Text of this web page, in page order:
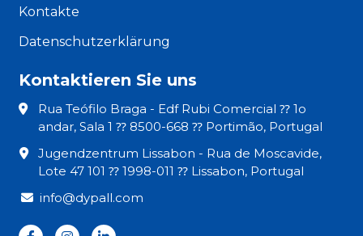
Kontakte
Datenschutzerklärung
Kontaktieren Sie uns
Rua Teófilo Braga - Edf Rubi Comercial ⁇ 1o
andar, Sala 1 ⁇ 8500-668 ⁇ Portimão, Portugal
Jugendzentrum Lissabon - Rua de Moscavide,
Lote 47 101 ⁇ 1998-011 ⁇ Lissabon, Portugal
info@dypall.com